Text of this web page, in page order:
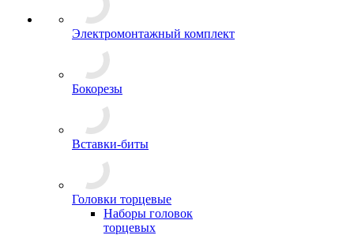
Электромонтажный комплект
Бокорезы
Вставки-биты
Головки торцевые
Наборы головок
торцевых